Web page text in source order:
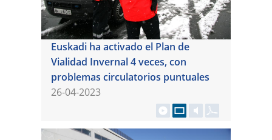
Euskadi ha activado el Plan de
Vialidad Invernal 4 veces, con
problemas circulatorios puntuales
26-04-2023